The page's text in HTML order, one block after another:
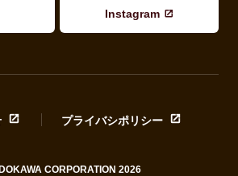
Instagram
プライバシポリシー
CORPORATION 2026